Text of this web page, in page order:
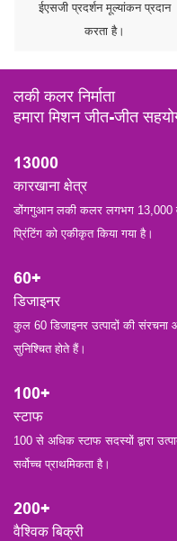
ईएसजी प्रदर्शन मूल्यांकन प्रदान
करता है।
लकी कलर निर्माता
हमारा मिशन जीत-जीत
13000
कारखाना क्षेत्र
डोंगगुआन लकी कलर लगभग 13,000
प्रिंटिंग को एकीकृत किया गया है।
60+
डिजाइनर
︎कुल 60 डिजाइनर उत्पादों की संरचना
सुनिश्चित होते हैं।
100+
स्टाफ
︎100 से अधिक स्टाफ सदस्यों द्वारा
सर्वोच्च प्राथमिकता है।
200+
वैश्विक बिक्री